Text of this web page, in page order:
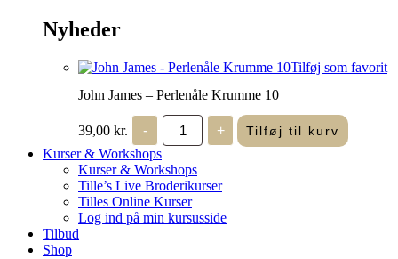
Nyheder
Tilføj som favorit
John James – Perlenåle Krumme 10
39,00 kr. -
John
James
-
Perlenåle
Krumme
10
antal
+ Tilføj til kurv
Kurser & Workshops
Kurser & Workshops
Tille’s Live Broderikurser
Tilles Online Kurser
Log ind på min kursusside
Tilbud
Shop